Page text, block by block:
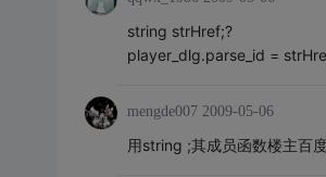
string strHref;?
player_dlg.parse_id =
mengde007 2009-05-06
用string ;其成员函数楼主百